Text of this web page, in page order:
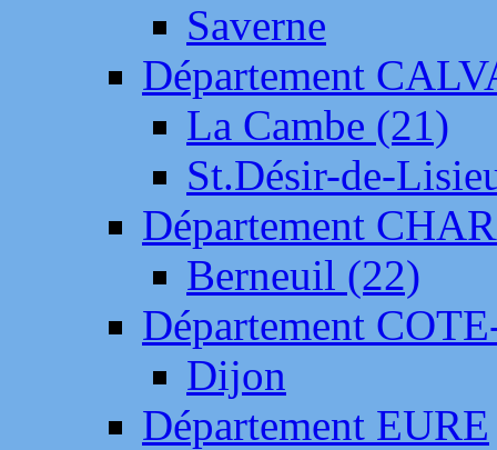
Saverne
Département
La Cambe (21)
St.Désir-de-
Département
Berneuil (22)
Département
Dijon
Département EURE